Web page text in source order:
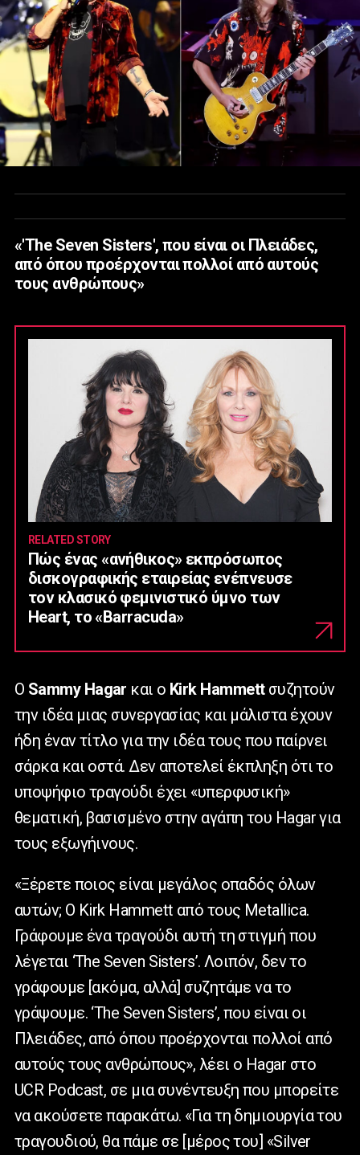
«'The Seven Sisters', που είναι οι Πλειάδες,
από όπου προέρχονται πολλοί από αυτούς
τους ανθρώπους»
RELATED STORY
Πώς ένας «ανήθικος» εκπρόσωπος
δισκογραφικής εταιρείας ενέπνευσε
τον κλασικό φεμινιστικό ύμνο των
Heart, το «Barracuda»
Ο Sammy Hagar και ο Kirk Hammettσυζητούν
την ιδέα μιας συνεργασίας και μάλιστα έχουν
ήδη έναν τίτλο για την ιδέα τους που παίρνει
σάρκα και οστά. Δεν αποτελεί έκπληξη ότι το
υποψήφιο τραγούδι έχει «υπερφυσική»
θεματική, βασισμένο στην αγάπη του Hagarγια
τους εξωγήινους.
«Ξέρετε ποιος είναι μεγάλος οπαδός όλων
αυτών; Ο Kirk Hammett από τους Metallica.
Γράφουμε ένα τραγούδι αυτή τη στιγμή που
λέγεται ‘The Seven Sisters’. Λοιπόν, δεν το
γράφουμε [ακόμα, αλλά] συζητάμε να το
γράψουμε. ‘The Seven Sisters’, που είναι οι
Πλειάδες, από όπου προέρχονται πολλοί από
αυτούς τους ανθρώπους», λέει ο Hagar στο
UCR Podcast, σε μια συνέντευξη που μπορείτε
να ακούσετε παρακάτω. «Για τη δημιουργία του
τραγουδιού, θα πάμε σε [μέρος του] «Silver